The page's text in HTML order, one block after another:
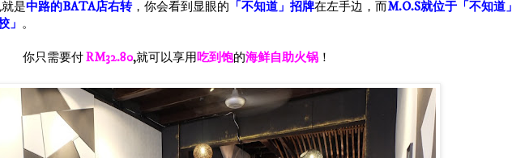
是中路的BATA店右转，你会看到显眼的 「不知道」招牌在左手边，而M.O.S就位于「不知道」
」 。
你只需要付RM32.80,就可以享用吃到饱的海鲜自助火锅 ！